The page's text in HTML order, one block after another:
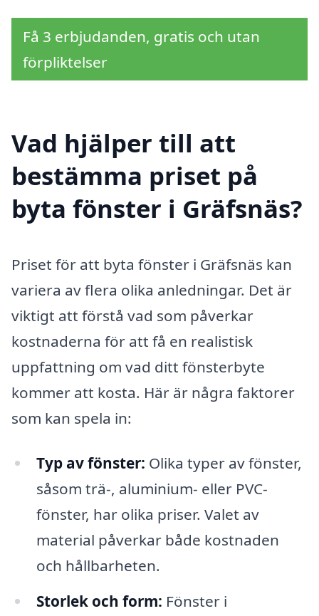
Få 3 erbjudanden, gratis och utan
förpliktelser
Vad hjälper till att
bestämma priset på
byta fönster i Gräfsnäs?
Priset för att byta fönster i Gräfsnäs kan
variera av flera olika anledningar. Det är
viktigt att förstå vad som påverkar
kostnaderna för att få en realistisk
uppfattning om vad ditt fönsterbyte
kommer att kosta. Här är några faktorer
som kan spela in:
Typ av fönster: Olika typer av fönster,
såsom trä-, aluminium- eller PVC-
fönster, har olika priser. Valet av
material påverkar både kostnaden
och hållbarheten.
Storlek och form: Fönster i